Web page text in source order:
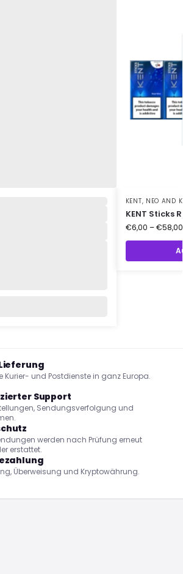
KENT, NEO AND
KENT Sticks
€6,00 –€58,00
Kurier- und Postdienste in ganz Europa.
Support
Sendungsverfolgung und
werden nach Prüfung erneut
erstattet.
Überweisung und Kryptowährung.